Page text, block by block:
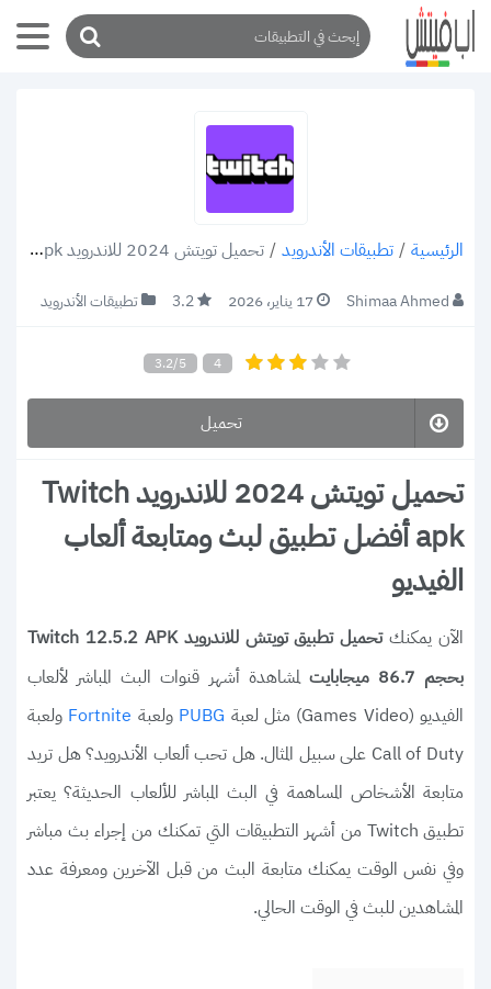
الرئيسية / تطبيقات الأندرويد / تحميل تويتش 2024 للاندرويد Twitch apk أفضل تطبيق لبث ومتابعة ألعاب الفيديو
Shimaa Ahmed 17 يناير، 2026 3.2 تطبيقات الأندرويد
3.2/5 4
تحميل
تحميل تويتش 2024 للاندرويد Twitch
apk أفضل تطبيق لبث ومتابعة ألعاب
الفيديو
الآن يمكنك
تحميل تطبيق تويتش للاندرويد Twitch 12.5.2 APK
بحجم 86.7 ميجابايت
لمشاهدة أشهر قنوات البث المباشر لألعاب
الفيديو (Games Video) مثل لعبة
PUBG ولعبة Fortnite ولعبة
Call of Duty على سبيل المثال. هل تحب ألعاب الأندرويد؟ هل تريد
متابعة الأشخاص المساهمة في البث المباشر للألعاب الحديثة؟ يعتبر
تطبيق Twitch من أشهر التطبيقات التي تمكنك من إجراء بث مباشر
وفي نفس الوقت يمكنك متابعة البث من قبل الآخرين ومعرفة عدد
المشاهدين للبث في الوقت الحالي.